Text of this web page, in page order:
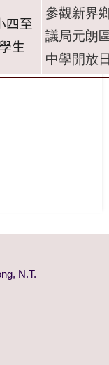
四至
生
參觀新界
議局元朗
中學開放
N.T.